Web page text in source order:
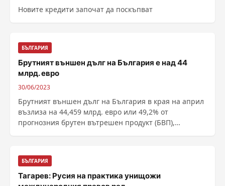
Новите кредити започат да поскъпват
БЪЛГАРИЯ
Брутният външен дълг на България е над 44
млрд. евро
30/06/2023
Брутният външен дълг на България в края на април
възлиза на 44,459 млрд. евро или 49,2% от
прогнозния брутен вътрешен продукт (БВП),
БЪЛГАРИЯ
Тагарев: Русия на практика унищожи